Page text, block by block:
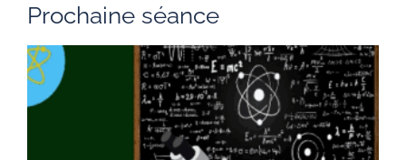
Prochaine séance